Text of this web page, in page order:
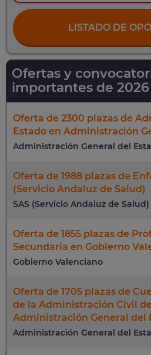
LISTADO DE
Ofertas y
importantes de 2026
Oferta de 2300 plazas de
Estado en Administración
Administración General del
Oferta de 1988 plazas de
(Servicio Andaluz de Salud)
SAS (Servicio Andaluz de Salud)
Oferta de 1855 plazas de
Secundaria en Gobierno
Gobierno Valenciano
Oferta de 1705 plazas de
de la Administración Civil
Administración General del
Administración General del